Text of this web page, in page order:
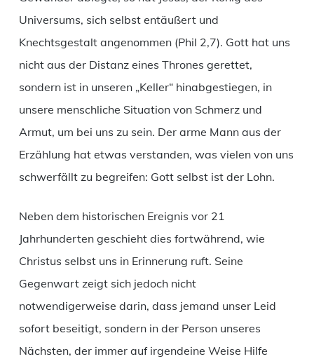
Universums, sich selbst entäußert und
Knechtsgestalt angenommen (Phil 2,7). Gott hat uns
nicht aus der Distanz eines Thrones gerettet,
sondern ist in unseren „Keller“ hinabgestiegen, in
unsere menschliche Situation von Schmerz und
Armut, um bei uns zu sein. Der arme Mann aus der
Erzählung hat etwas verstanden, was vielen von uns
schwerfällt zu begreifen: Gott selbst ist der Lohn.
Neben dem historischen Ereignis vor 21
Jahrhunderten geschieht dies fortwährend, wie
Christus selbst uns in Erinnerung ruft. Seine
Gegenwart zeigt sich jedoch nicht
notwendigerweise darin, dass jemand unser Leid
sofort beseitigt, sondern in der Person unseres
Nächsten, der immer auf irgendeine Weise Hilfe